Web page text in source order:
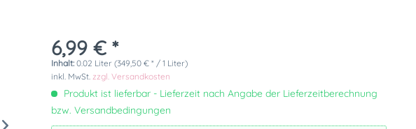
6,99 € *
Inhalt:0.02 Liter (349,50 € * / 1 Liter)
inkl. MwSt.zzgl. Versandkosten
Produkt ist lieferbar - Lieferzeit nach Angabe der Lieferzeitberechnung
bzw. Versandbedingungen